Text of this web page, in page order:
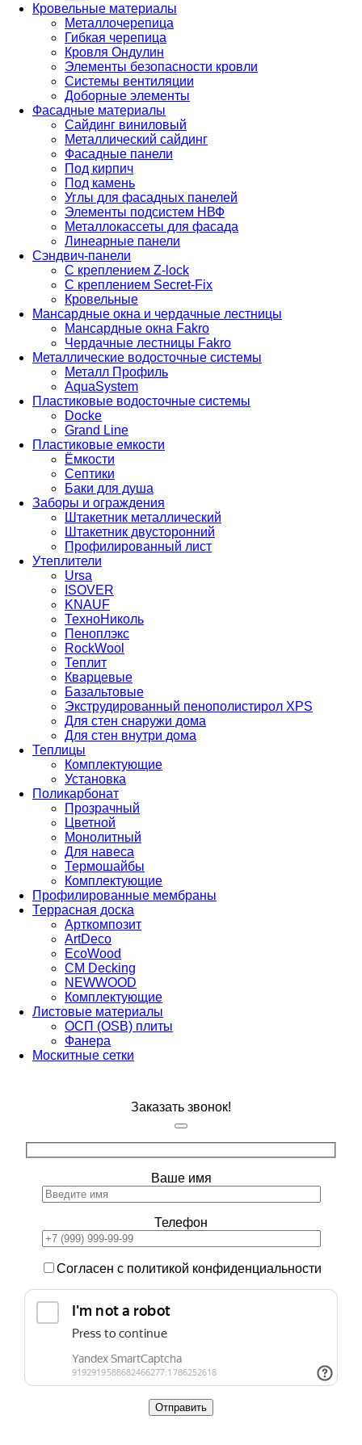
Кровельные материалы
Металлочерепица
Гибкая черепица
Кровля Ондулин
Элементы безопасности кровли
Системы вентиляции
Доборные элементы
Фасадные материалы
Сайдинг виниловый
Металлический сайдинг
Фасадные панели
Под кирпич
Под камень
Углы для фасадных панелей
Элементы подсистем НВФ
Металлокассеты для фасада
Линеарные панели
Сэндвич-панели
С креплением Z-lock
С креплением Secret-Fix
Кровельные
Мансардные окна и чердачные лестницы
Мансардные окна Fakro
Чердачные лестницы Fakro
Металлические водосточные системы
Металл Профиль
AquaSystem
Пластиковые водосточные системы
Docke
Grand Line
Пластиковые емкости
Ёмкости
Септики
Баки для душа
Заборы и ограждения
Штакетник металлический
Штакетник двусторонний
Профилированный лист
Утеплители
Ursa
ISOVER
KNAUF
ТехноНиколь
Пеноплэкс
RockWool
Теплит
Кварцевые
Базальтовые
Экструдированный пенополистирол XPS
Для стен снаружи дома
Для стен внутри дома
Теплицы
Комплектующие
Установка
Поликарбонат
Прозрачный
Цветной
Монолитный
Для навеса
Термошайбы
Комплектующие
Профилированные мембраны
Террасная доска
Арткомпозит
ArtDeco
EcoWood
CM Decking
NEWWOOD
Комплектующие
Листовые материалы
ОСП (OSB) плиты
Фанера
Москитные сетки
Заказать звонок!
Ваше имя
Телефон
Согласен с политикой конфиденциальности